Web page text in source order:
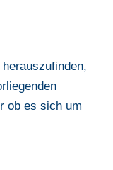
ob es sich um